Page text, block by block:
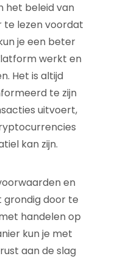
het beleid van
te lezen voordat
je een beter
werkt en
Het is altijd
te zijn
uitvoert,
kan zijn.
en
grondig door te
handelen op
kun je met
aan de slag